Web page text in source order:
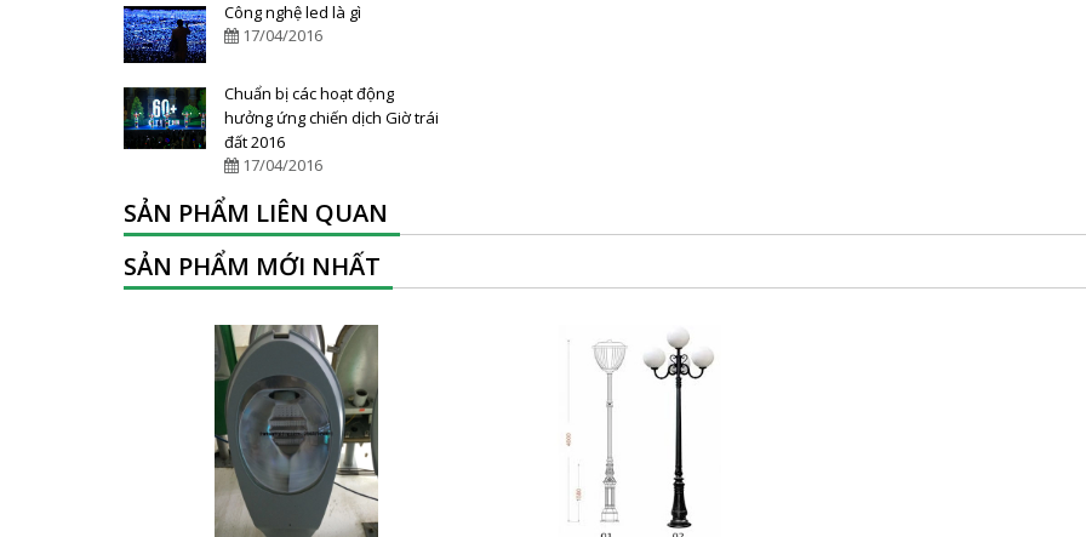
Công nghệ led là gì
17/04/2016
Chuẩn bị các hoạt động
hưởng ứng chiến dịch Giờ trái
đất 2016
17/04/2016
SẢN PHẨM LIÊN QUAN
SẢN PHẨM MỚI NHẤT